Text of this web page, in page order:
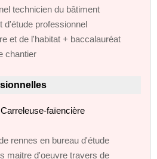
technicien du bâtiment
d'étude professionnel
et de l'habitat + baccalauréat
chantier
faïencière
rennes en bureau d'étude
maitre d'oeuvre travers de